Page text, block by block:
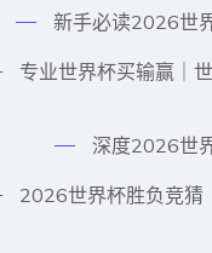
新手必读2026世
专业世界杯买输赢｜
深度2026世
2026世界杯胜负竞猜